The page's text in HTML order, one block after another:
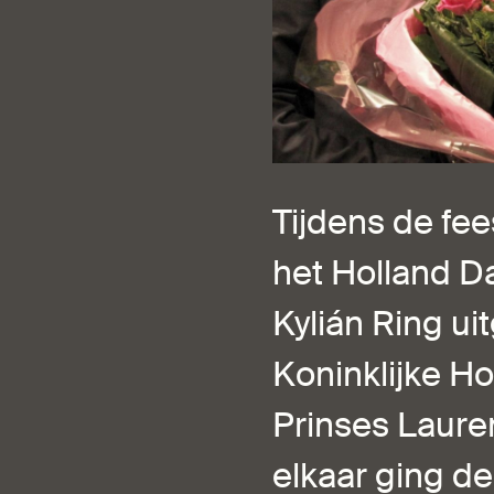
Tijdens de
het Holland
Kylián Ring
Koninklijke
Prinses
elkaar ging